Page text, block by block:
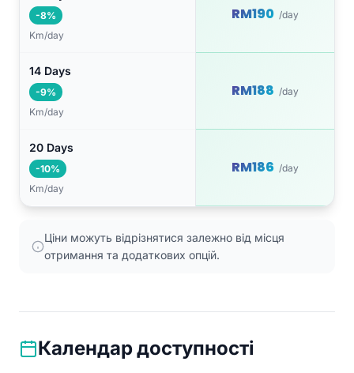
-8%
Km/day
RM190 /day
14 Days
-9%
Km/day
RM188 /day
20 Days
-10%
Km/day
RM186 /day
Ціни можуть відрізнятися залежно від місця
отримання та додаткових опцій.
Календар доступності